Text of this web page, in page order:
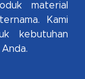
material
Kami
kebutuhan